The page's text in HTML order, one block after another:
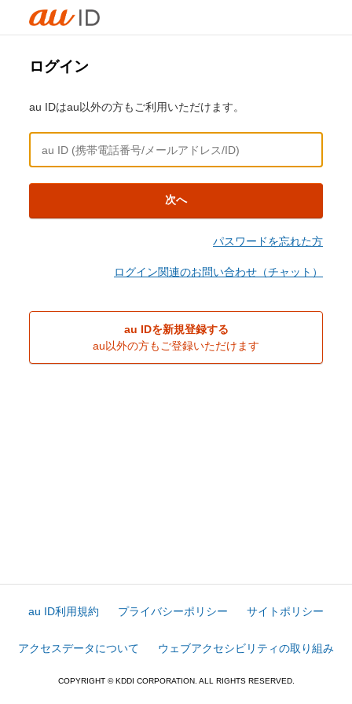
ログイン
au IDはau以外の方もご利用いただけます。
次へ
パスワードを忘れた方
ログイン関連のお問い合わせ（チャット）
au IDを新規登録する
au以外の方もご登録いただけます
au ID利用規約 プライバシーポリシー サイトポリシー
アクセスデータについて ウェブアクセシビリティの取り組み
COPYRIGHT © KDDI CORPORATION. ALL RIGHTS RESERVED.